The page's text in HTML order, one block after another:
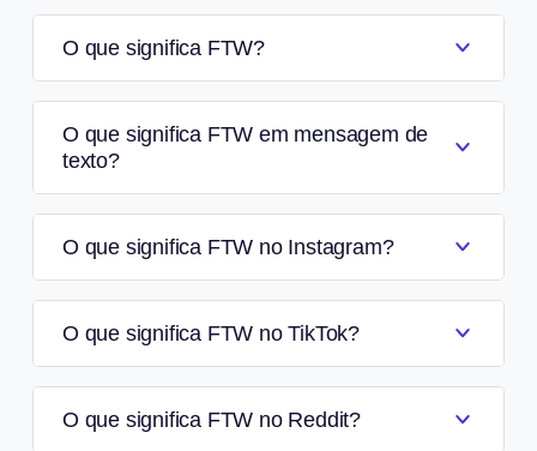
O que significa FTW?
O que significa FTW em mensagem de
texto?
O que significa FTW no Instagram?
O que significa FTW no TikTok?
O que significa FTW no Reddit?